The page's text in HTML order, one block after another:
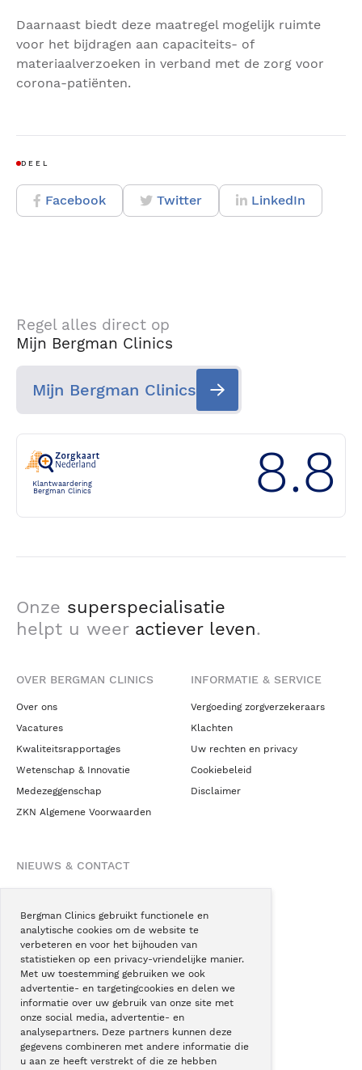
Bergman Clinics gebruikt functionele en
analytische cookies om de website te
verbeteren en voor het bijhouden van
statistieken op een privacy-vriendelijke manier.
Met uw toestemming gebruiken we ook
advertentie- en targetingcookies en delen we
informatie over uw gebruik van onze site met
onze social media, advertentie- en
analysepartners. Deze partners kunnen deze
gegevens combineren met andere informatie die
u aan ze heeft verstrekt of die ze hebben
Daarnaast biedt deze maatregel mogelijk ruimte
voor het bijdragen aan capaciteits- of
materiaalverzoeken in verband met de zorg voor
corona-patiënten.
DEEL
Facebook Twitter LinkedIn
Regel alles direct op
Mijn Bergman Clinics
Mijn Bergman Clinics
Klantwaardering
Bergman Clinics
8.8
Onze superspecialisatie
helpt u weer actiever leven.
OVER BERGMAN CLINICS
Over ons
Vacatures
Kwaliteitsrapportages
Wetenschap & Innovatie
Medezeggenschap
ZKN Algemene Voorwaarden
INFORMATIE & SERVICE
Vergoeding zorgverzekeraars
Klachten
Uw rechten en privacy
Cookiebeleid
Disclaimer
NIEUWS & CONTACT
Blogs
Podcast
Pressroom
Instagram
Facebook
LinkedIn